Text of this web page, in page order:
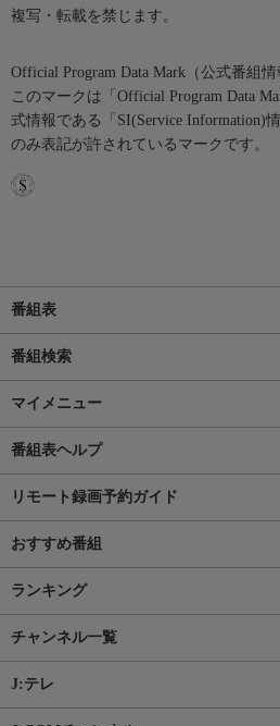
複写・転載を禁じます。
Official Program Data Mark（公式番組情
このマークは「Official Program Data
式情報である「SI(Service Information)
のみ表記が許されているマークです。
番組表
番組検索
マイメニュー
番組表ヘルプ
リモート録画予約ガイド
おすすめ番組
ランキング
チャンネル一覧
J:テレ